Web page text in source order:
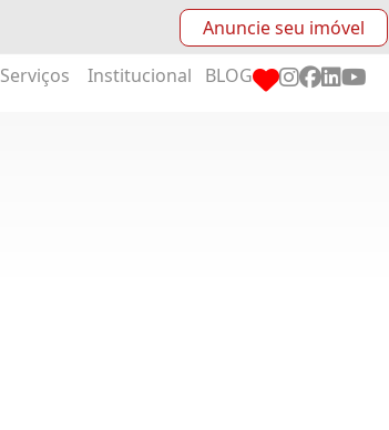
Anuncie seu imóvel
Serviços Institucional BLOG